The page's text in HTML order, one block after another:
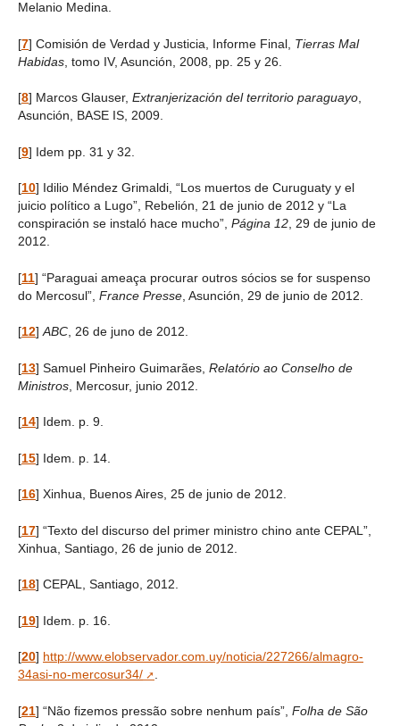
Melanio Medina.
[7] Comisión de Verdad y Justicia, Informe Final, Tierras Mal
Habidas , tomo IV, Asunción, 2008, pp. 25 y 26.
[8] Marcos Glauser, Extranjerización del territorio paraguayo,
Asunción, BASE IS, 2009.
[9] Idem pp. 31 y 32.
[10]
Idilio Méndez Grimaldi, “Los muertos de Curuguaty y el
juicio político a Lugo”, Rebelión, 21 de junio de 2012 y “La
conspiración se instaló hace mucho”, Página 12, 29 de junio de
2012.
[11] “Paraguai ameaça procurar outros sócios se for suspenso
do Mercosul”, France Presse , Asunción, 29 de junio de 2012.
[12]ABC, 26 de juno de 2012.
[13] Samuel Pinheiro Guimarães, Relatório ao Conselho de
Ministros , Mercosur, junio 2012.
[14] Idem. p. 9.
[15] Idem. p. 14.
[16] Xinhua, Buenos Aires, 25 de junio de 2012.
[17] “Texto del discurso del primer ministro chino ante CEPAL”,
Xinhua, Santiago, 26 de junio de 2012.
[18] CEPAL, Santiago, 2012.
[19] Idem. p. 16.
[20] http://www.elobservador.com.uy/noticia/227266/almagro-
34asi-no-mercosur34/
.
[21] “Não fizemos pressão sobre nenhum país”, Folha de São